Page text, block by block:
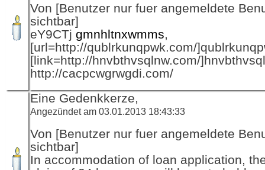
Von [Benutzer nur fuer angemeldete
sichtbar]
eY9CTj gmnhltnxwmms,
[url=http://qublrkunqpwk.com/
[link=http://hnvbthvsqlnw.com/
http://cacpcwgrwgdi.com/
Eine Gedenkkerze,
Angezündet am 03.01.2013 18:43:33
Von [Benutzer nur fuer angemeldete
sichtbar]
In accommodation of loan application,